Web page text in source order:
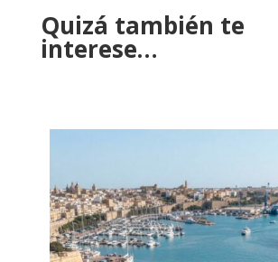
Quizá también te
interese…